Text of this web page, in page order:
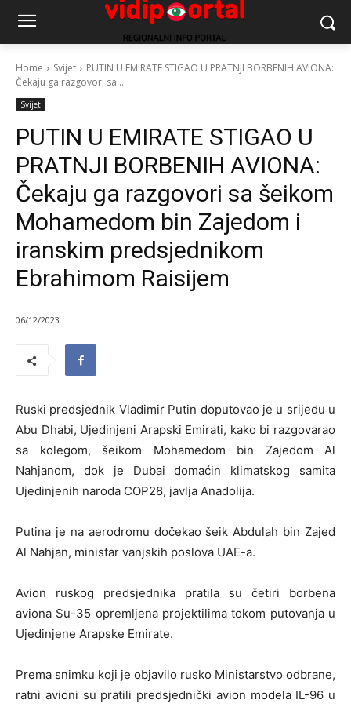
Home Svijet
PUTIN U EMIRATE STIGAO U PRATNJI BORBENIH AVIONA:
Čekaju ga razgovori sa...
Svijet
PUTIN U EMIRATE STIGAO U
PRATNJI BORBENIH AVIONA:
Čekaju ga razgovori sa šeikom
Mohamedom bin Zajedom i
iranskim predsjednikom
Ebrahimom Raisijem
06/12/2023
Ruski predsjednik Vladimir Putin doputovao je u srijedu u
Abu Dhabi, Ujedinjeni Arapski Emirati, kako bi razgovarao
sa kolegom, šeikom Mohamedom bin Zajedom Al
Nahjanom, dok je Dubai domaćin klimatskog samita
Ujedinjenih naroda COP28, javlja Anadolija.
Putina je na aerodromu dočekao šeik Abdulah bin Zajed
Al Nahjan, ministar vanjskih poslova UAE-a.
Avion ruskog predsjednika pratila su četiri borbena
aviona Su-35 opremljena projektilima tokom putovanja u
Ujedinjene Arapske Emirate.
Prema snimku koji je objavilo rusko Ministarstvo odbrane,
ratni avioni su pratili predsjednički avion modela IL-96 u